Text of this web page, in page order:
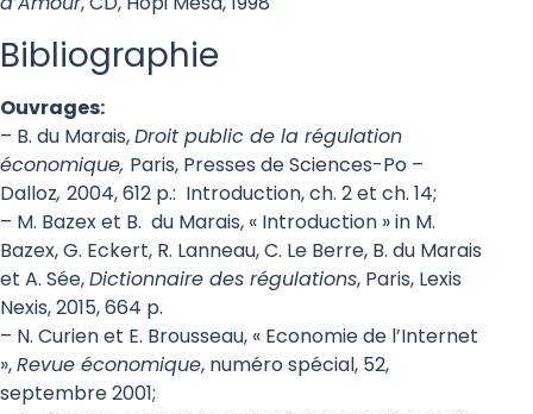
Bibliographie
Ouvrages:
– B. du Marais,Droit public de la régulation
économique, Paris, Presses de Sciences-Po –
Dalloz, 2004, 612 p.: Introduction, ch. 2 et ch. 14;
– M. Bazex et B. du Marais, « Introduction » in M.
Bazex, G. Eckert, R. Lanneau, C. Le Berre, B. du Marais
et A. Sée,Dictionnaire des régulations, Paris, Lexis
Nexis, 2015, 664 p.
– N. Curien et E. Brousseau, « Economie de l’Internet
»,Revue économique, numéro spécial, 52,
septembre 2001;